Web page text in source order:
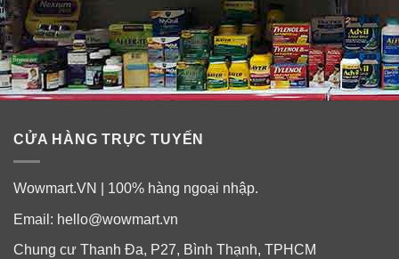
CỬA HÀNG TRỰC TUYẾN
Wowmart.VN | 100% hàng ngoại nhập.
Email: hello@wowmart.vn
Chung cư Thanh Đa, P27, Bình Thạnh, TPHCM